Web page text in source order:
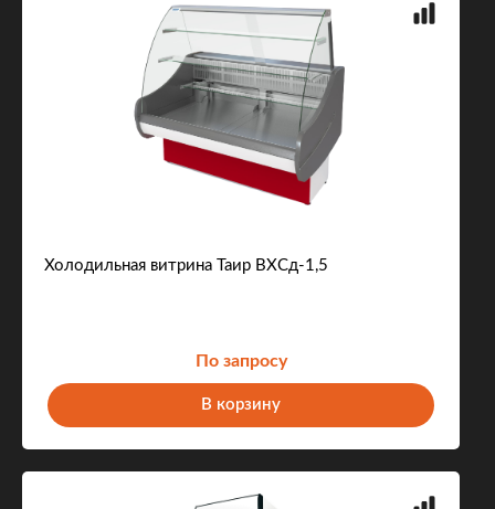
Холодильная витрина Таир ВХСд-1,5
По запросу
В корзину